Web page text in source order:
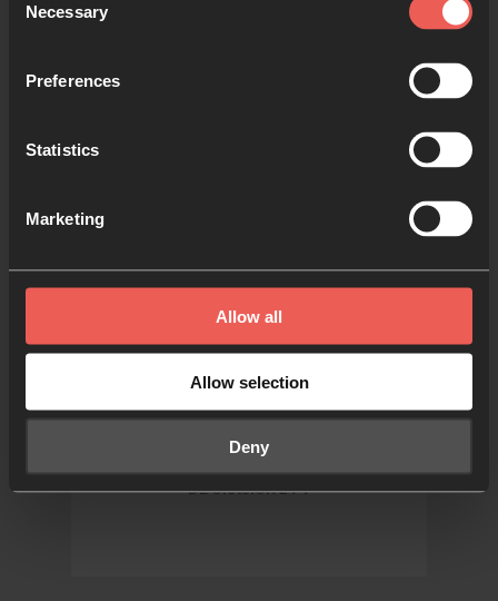
Selection
Necessary
Preferences
Statistics
Marketing
Allow all
Allow selection
Deny
Semana Santa
5 actividades creativas de
oración para Semana Santa
DE ORACIÓN 24-7